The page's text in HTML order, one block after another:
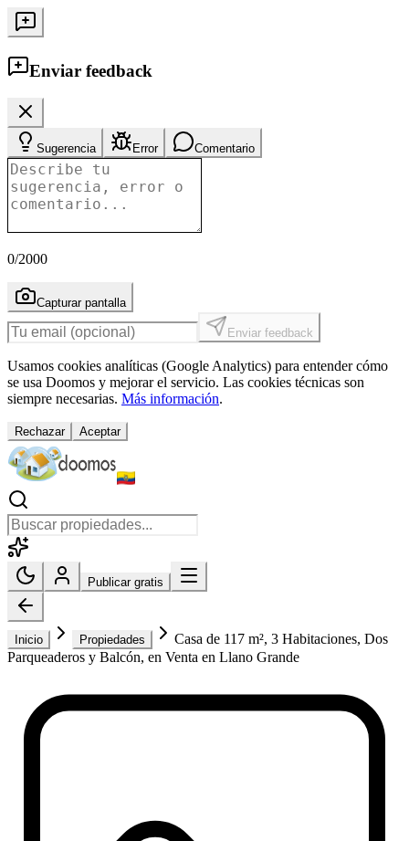
Enviar feedback
Sugerencia Error Comentario
0/2000
Capturar pantalla
Enviar feedback
Usamos cookies analíticas (Google Analytics) para entender cómo
se usa Doomos y mejorar el servicio. Las cookies técnicas son
siempre necesarias. Más información.
Rechazar Aceptar
Publicar gratis
Inicio Propiedades
Casa de 117 m², 3 Habitaciones, Dos
Parqueaderos y Balcón, en Venta en Llano Grande